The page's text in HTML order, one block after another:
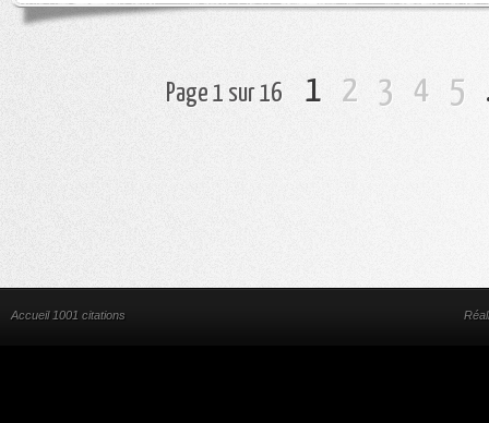
Page 1 sur 16 1 2 3 4 5
Accueil 1001 citations